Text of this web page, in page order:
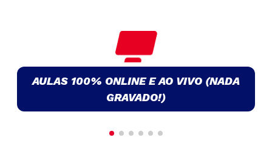
AULAS 100% ONLINE E AO VIVO (NADA
GRAVADO!)